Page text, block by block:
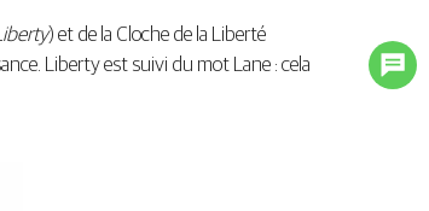
) et de la Cloche de la Liberté
Liberty est suivi du mot Lane : cela